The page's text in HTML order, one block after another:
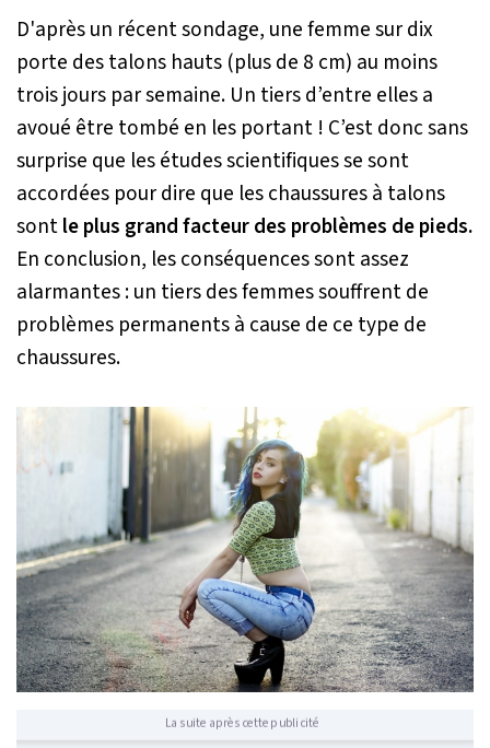
D'après un récent sondage, une femme sur dix
porte des talons hauts (plus de 8 cm) au moins
trois jours par semaine. Un tiers d’entre elles a
avoué être tombé en les portant ! C’est donc sans
surprise que les études scientifiques se sont
accordées pour dire que les chaussures à talons
sontle plus grand facteur des problèmes de pieds.
En conclusion, les conséquences sont assez
alarmantes : un tiers des femmes souffrent de
problèmes permanents à cause de ce type de
chaussures.
La suite après cette publicité